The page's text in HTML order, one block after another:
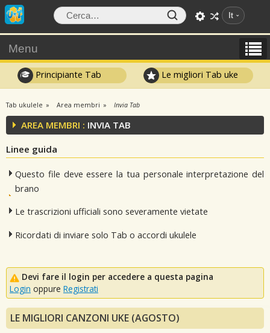
It
Menu
Principiante Tab Le migliori Tab uke
Tab ukulele Area membri Invia Tab
AREA MEMBRI : INVIA TAB
Linee guida
Questo file deve essere la tua personale interpretazione del
brano
Le trascrizioni ufficiali sono severamente vietate
Ricordati di inviare solo Tab o accordi ukulele
Devi fare il login per accedere a questa pagina
Login oppure Registrati
LE MIGLIORI CANZONI UKE (AGOSTO)